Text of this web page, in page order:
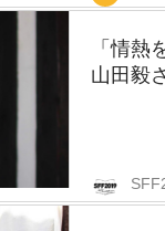
「情熱
山田毅